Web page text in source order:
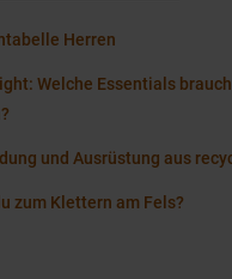
Herren
Welche Essentials
und Ausrüstung aus
zum Klettern am Fels?